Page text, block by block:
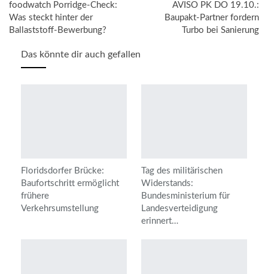
foodwatch Porridge-Check:
Was steckt hinter der
Ballaststoff-Bewerbung?
AVISO PK DO 19.10.:
Baupakt-Partner fordern
Turbo bei Sanierung
Das könnte dir auch gefallen
Floridsdorfer Brücke:
Baufortschritt ermöglicht
frühere
Verkehrsumstellung
Tag des militärischen
Widerstands:
Bundesministerium für
Landesverteidigung
erinnert…